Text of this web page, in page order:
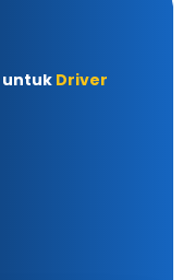
untuk Driver